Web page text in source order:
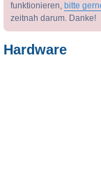
funktionieren, bitte
zeitnah darum. Danke!
Hardware